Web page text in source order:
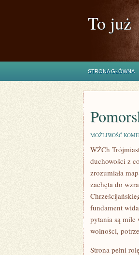
To już
STRONA GŁÓWNA
MOŻLIWOŚĆ
WŻCh
duchowości z
zrozumiała
zachęta do
fundament
pytania są mile
wolności,
Strona pełni